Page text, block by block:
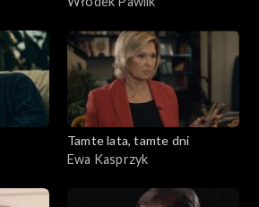
Tamte lata, tamte dni
Ewa Kasprzyk